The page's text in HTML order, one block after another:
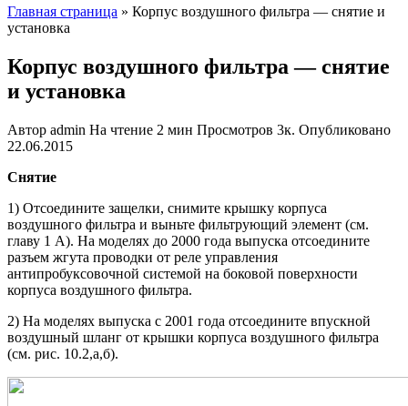
Главная страница » Корпус воздушного фильтра — снятие и
установка
Корпус воздушного фильтра — снятие
и установка
Автор admin На чтение 2 мин Просмотров 3к. Опубликовано
22.06.2015
Снятие
1) Отсоедините защелки, снимите крышку корпуса
воздушного фильтра и выньте фильтрующий элемент (см.
главу 1 А). На моделях до 2000 года выпуска отсоедините
разъем жгута проводки от реле управления
антипробуксовочной системой на боковой поверхности
корпуса воздушного фильтра.
2) На моделях выпуска с 2001 года отсоедините впускной
воздушный шланг от крышки корпуса воздушного фильтра
(см. рис. 10.2,а,б).